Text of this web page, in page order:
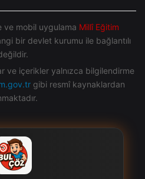
ve mobil uygulama Millî Eğitim
bir devlet kurumu ile bağlantılı
ve içerikler yalnızca bilgilendirme
gibi resmî kaynaklardan